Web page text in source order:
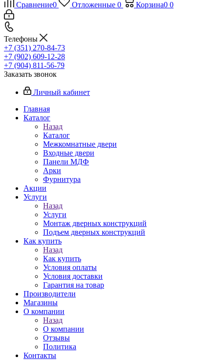
Сравнение0 Отложенные 0 Корзина0 0
Телефоны
+7 (351) 270-84-73
+7 (902) 609-12-28
+7 (904) 811-56-79
Заказать звонок
Личный кабинет
Главная
Каталог
Назад
Каталог
Межкомнатные двери
Входные двери
Панели МДФ
Арки
Фурнитура
Акции
Услуги
Назад
Услуги
Монтаж дверных конструкций
Подъем дверных конструкций
Как купить
Назад
Как купить
Условия оплаты
Условия доставки
Гарантия на товар
Производители
Магазины
О компании
Назад
О компании
Отзывы
Политика
Контакты